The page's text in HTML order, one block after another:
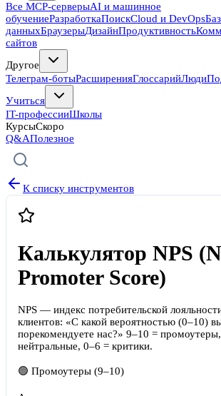
Все MCP-серверыAI и машинное
обучениеРазработкаПоискCloud и DevOps
данныхБраузерыДизайнПродуктивность
сайтов
Другое
Телеграм-ботыРасширенияГлоссарийЛюди
Учиться
IT-профессииШколы
КурсыСкоро
Q&AПолезное
К списку инструментов
Калькулятор NPS
Promoter Score)
NPS — индекс потребительской
клиентов: «С какой вероятностью (0–10)
порекомендуете нас?» 9–10 =
нейтральные, 0–6 = критики.
🟢 Промоутеры (9–10)